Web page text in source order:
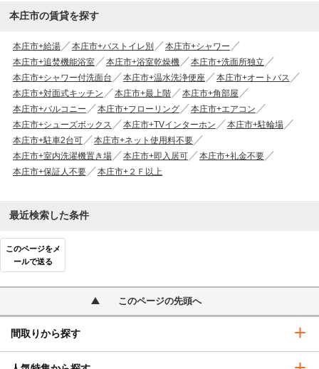
本庄市の賃貸を探す
本庄市+給湯 本庄市+バストイレ別
本庄市+シャワー
本庄市+追焚機能浴室
本庄市+浴室乾燥機
本庄市+洗面所独立
本庄市+シャワー付洗面台
本庄市+温水洗浄便座
本庄市+オートバス
本庄市+対面式キッチン
本庄市+最上階
本庄市+角部屋
本庄市+バルコニー
本庄市+フローリング
本庄市+エアコン
本庄市+シューズボックス
本庄市+TVインターホン
本庄市+駐輪場
本庄市+駐車2台可
本庄市+ネット使用料不要
本庄市+室内洗濯機置き場
本庄市+即入居可
本庄市+礼金不要
本庄市+保証人不要
本庄市+２Ｆ以上
最近検索した条件
このページをメ
ールで送る
このページの先頭へ
間取りから探す